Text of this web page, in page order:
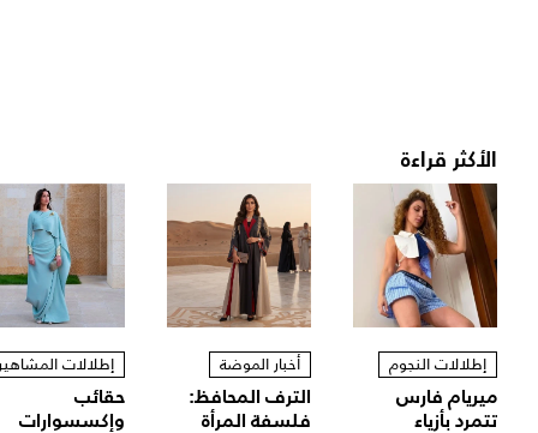
الأكثر قراءة
إطلالات النجوم
ميريام فارس
تتمرد بأزياء
أخبار الموضة
الترف المحافظ:
فلسفة المرأة
إطلالات
حقائب
وإكسسوارات